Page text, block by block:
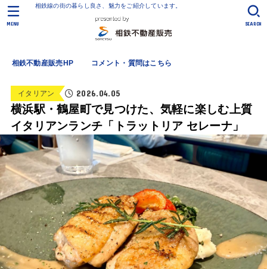
相鉄線の街の暮らし良さ、魅力をご紹介しています。
相鉄不動産販売HP コメント・質問はこちら
SEARCH
MENU
イタリアン 2026.04.05
横浜駅・鶴屋町で見つけた、気軽に楽しむ上質
イタリアンランチ「トラットリア セレーナ」